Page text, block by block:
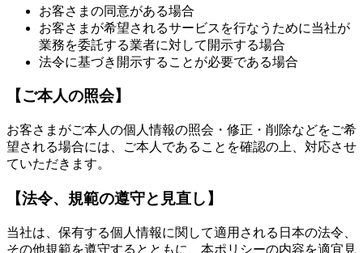
お客さまの同意がある場合
お客さまが希望されるサービスを行なうために当社が
業務を委託する業者に対して開示する場合
法令に基づき開示することが必要である場合
【ご本人の照会】
お客さまがご本人の個人情報の照会・修正・削除などをご希
望される場合には、ご本人であることを確認の上、対応させ
ていただきます。
【法令、規範の遵守と見直し】
当社は、保有する個人情報に関して適用される日本の法令、
その他規範を遵守するとともに、本ポリシーの内容を適宜見